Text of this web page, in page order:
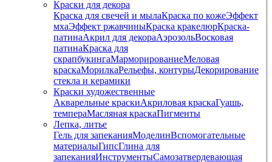
Краски для декора
Краска для свечей и мылаКраска по кожеЭффект
мхаЭффект ржавчиныКраска кракелюрКраска-
патинаАкрил для декораАэрозольВосковая
патинаКраска для
скрапбукингаМарморированиеМеловая
краскаМорилкаРельефы, контурыДекорирование
стекла и керамики
Краски художественные
Акварельные краскиАкриловая краскаГуашь,
темпераМасляная краскаПигменты
Лепка, литье
Гель для запеканияМоделинВспомогательные
материалыГипсГлина для
запеканияИнструментыСамозатвердевающая